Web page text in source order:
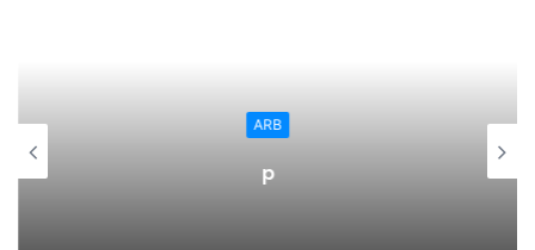
poblaciones limítrofes que quieran pasar un agradable día
en nuestro parque. «En Calahorra tenemos que estar
orgullosos de ese pulmón verde, de nuestro Parque del
ARB
p